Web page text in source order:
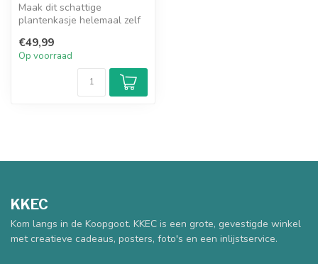
Maak dit schattige
plantenkasje helemaal zelf
bouwpakket.
€49,99
Op voorraad
KKEC
Kom langs in de Koopgoot. KKEC is een grote, gevestigde winkel
met creatieve cadeaus, posters, foto's en een inlijstservice.